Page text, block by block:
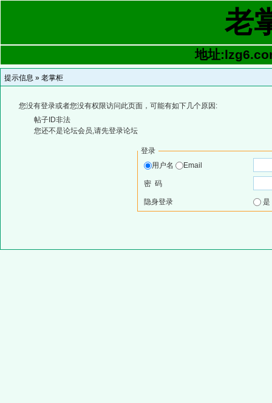
老
地址
提示信息 » 老掌柜
您没有登录或者您没有权限访问此页面，可能有如下几个原因:
帖子ID非法
您还不是论坛会员,请先登录论坛
登录
用户名
Email
密 码
隐身登录